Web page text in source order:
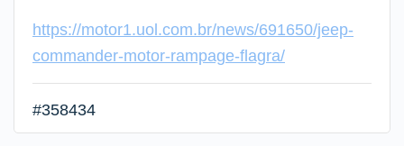
https://motor1.uol.com.br/news/691650/jeep-
commander-motor-rampage-flagra/
#358434